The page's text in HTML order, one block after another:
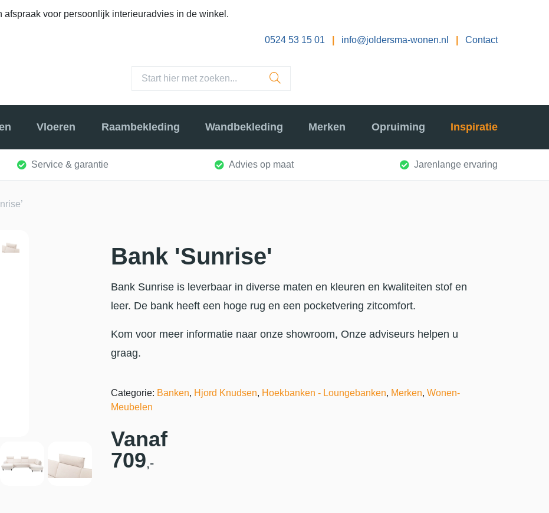
afspraak voor persoonlijk interieuradvies in de winkel.
0524 53 15 01 info@joldersma-wonen.nl Contact
Vloeren Raambekleding Wandbekleding Merken Opruiming Inspiratie
Service & garantie Advies op maat Jarenlange ervaring
Bank 'Sunrise'
Bank Sunrise is leverbaar in diverse maten en kleuren en kwaliteiten stof en
leer. De bank heeft een hoge rug en een pocketvering zitcomfort.
Kom voor meer informatie naar onze showroom, Onze adviseurs helpen u
graag.
Categorie: Banken, Hjord Knudsen, Hoekbanken - Loungebanken, Merken, Wonen-
Meubelen
Vanaf
709,-